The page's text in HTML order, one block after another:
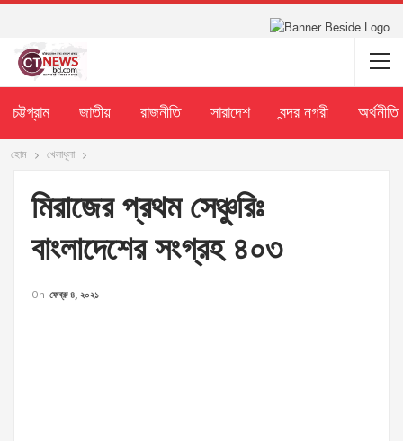
চট্টগ্রাম জাতীয় রাজনীতি সারাদেশ বন্দর নগরী অর্থনীতি
হোম খেলাধূলা
মিরাজের প্রথম সেঞ্চুরিঃ
বাংলাদেশের সংগ্রহ ৪০৩
On ফেব্রু ৪, ২০২১